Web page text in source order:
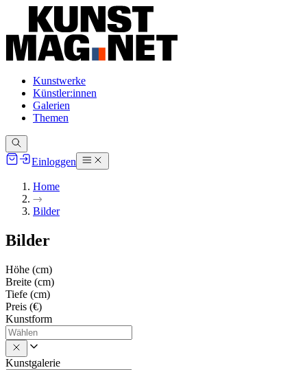
Kunstwerke
Künstler:innen
Galerien
Themen
Einloggen
Home
Bilder
Bilder
Höhe (cm)
Breite (cm)
Tiefe (cm)
Preis (€)
Kunstform
Kunstgalerie